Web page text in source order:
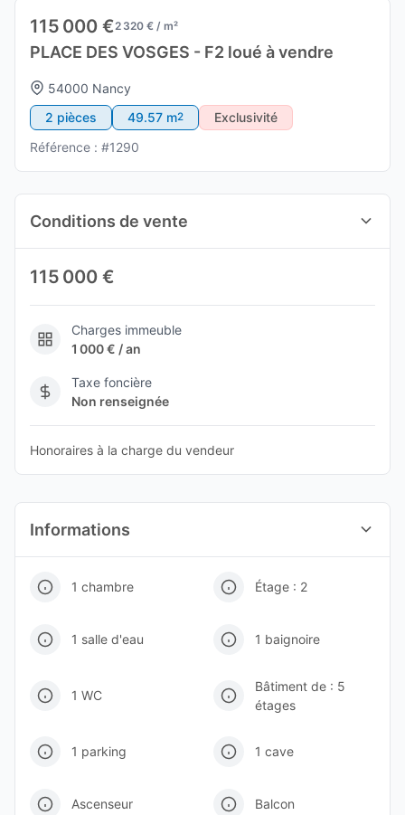
115 000 €2 320 € / m²
PLACE DES VOSGES - F2 loué à vendre
54000 Nancy
2 pièces
49.57 m2
Exclusivité
Référence : #1290
Conditions de vente
115 000 €
Charges immeuble
1 000 € / an
Taxe foncière
Non renseignée
Honoraires à la charge du vendeur
Informations
1 chambre Étage : 2
1 salle d'eau 1 baignoire
1 WC
Bâtiment de : 5
étages
1 parking 1 cave
Ascenseur Balcon